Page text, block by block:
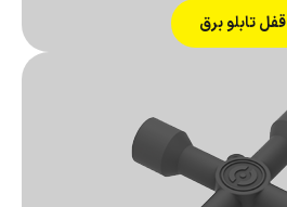
قفل تابلو برق